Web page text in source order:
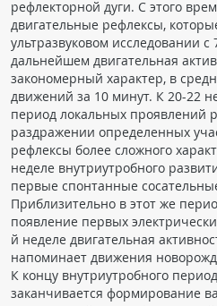
КНИЖНЫЙ МАГАЗИН
ПАЦИЕНТАМ
Где пройти
Компьютерная
Магнитно-резонансная
Спросить врача
рефлекторной дуги. С этого
двигательные рефлексы,
ультразвуковом исследовании
дальнейшем двигательная
закономерный характер, в
движений за 10 минут. К 20-22
период локальных проявлений
раздражении определенных
рефлексы более сложного
неделе внутриутробного
первые спонтанные
Приблизительно в этот же
появление первых
й неделе двигательная
напоминает движения
К концу внутриутробного
заканчивается формирование